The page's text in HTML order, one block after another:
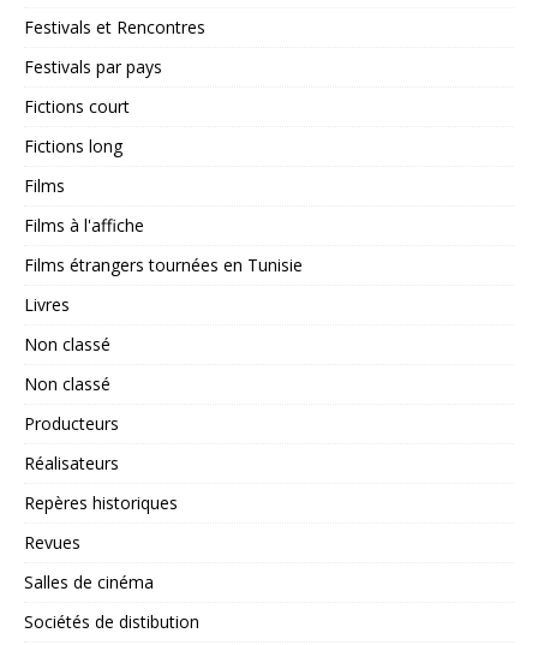
Festivals et Rencontres
Festivals par pays
Fictions court
Fictions long
Films
Films à l'affiche
Films étrangers tournées en Tunisie
Livres
Non classé
Non classé
Producteurs
Réalisateurs
Repères historiques
Revues
Salles de cinéma
Sociétés de distibution